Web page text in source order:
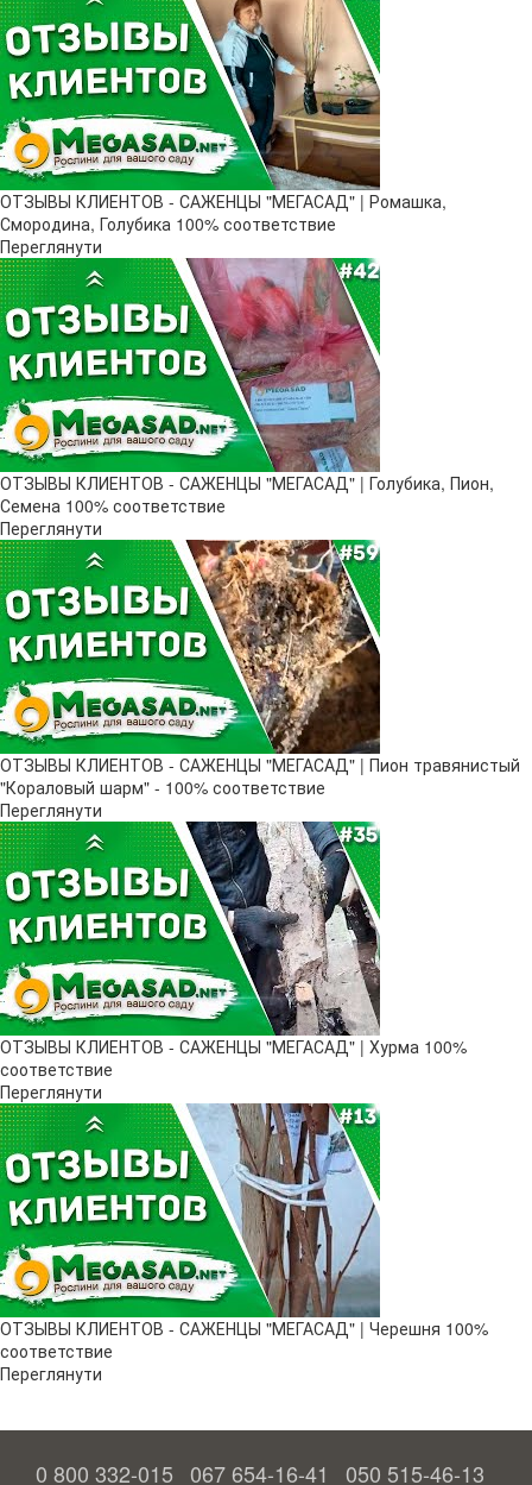
ОТЗЫВЫ КЛИЕНТОВ - САЖЕНЦЫ "МЕГАСАД" | Ромашка,
Смородина, Голубика 100% соответствие
Переглянути
ОТЗЫВЫ КЛИЕНТОВ - САЖЕНЦЫ "МЕГАСАД" | Голубика, Пион,
Семена 100% соответствие
Переглянути
ОТЗЫВЫ КЛИЕНТОВ - САЖЕНЦЫ "МЕГАСАД" | Пион травянистый
"Кораловый шарм" - 100% соответствие
Переглянути
ОТЗЫВЫ КЛИЕНТОВ - САЖЕНЦЫ "МЕГАСАД" | Хурма 100%
соответствие
Переглянути
ОТЗЫВЫ КЛИЕНТОВ - САЖЕНЦЫ "МЕГАСАД" | Черешня 100%
соответствие
Переглянути
0 800 332-015 067 654-16-41 050 515-46-13